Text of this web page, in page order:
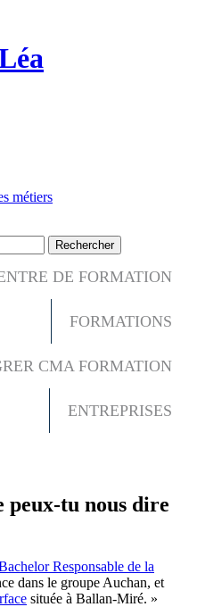
métiers
DE FORMATION
FORMATIONS
CMA FORMATION
ENTREPRISES
peux-tu nous dire
Responsable de la
dans le groupe Auchan, et
située à Ballan-Miré. »